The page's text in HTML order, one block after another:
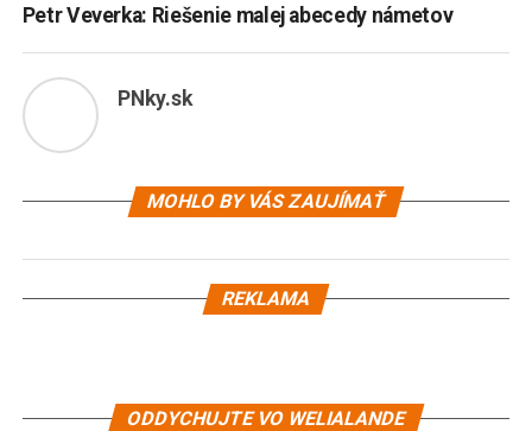
Petr Veverka: Riešenie malej abecedy námetov
PNky.sk
MOHLO BY VÁS ZAUJÍMAŤ
REKLAMA
ODDYCHUJTE VO WELIALANDE